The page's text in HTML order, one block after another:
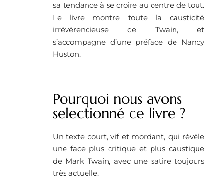
sa tendance à se croire au centre de tout.
Le livre montre toute la causticité
irrévérencieuse de Twain, et
s’accompagne d’une préface de Nancy
Huston.
Pourquoi nous avons
selectionné ce livre ? ​
Un texte court, vif et mordant, qui révèle
une face plus critique et plus caustique
de Mark Twain, avec une satire toujours
très actuelle.